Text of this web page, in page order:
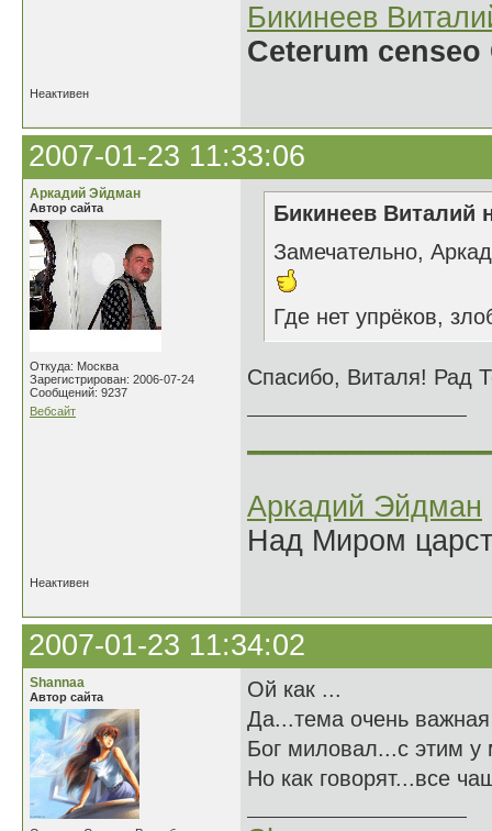
Бикинеев
Ceterum
Неактивен
2007-01-23 11:33:06
Аркадий Эйдман
Автор сайта
Откуда: Москва
Зарегистрирован: 2006-07-24
Сообщений: 9237
Вебсайт
Бикинеев Виталий
Замечательно,
Где нет упрёков,
Спасибо, Виталя! Рад
Аркадий Эйдман
Над Миром
Неактивен
2007-01-23 11:34:02
Shannaa
Автор сайта
Ой как ...
Да...тема очень важная
Бог миловал...с этим у
Но как говорят...все